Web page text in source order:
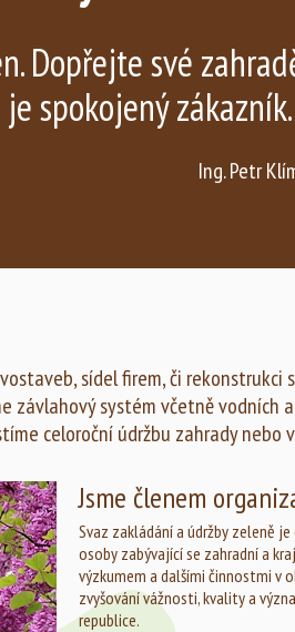
Dopřejte své
spokojený zákazník.
Ing. Petr
sídel firem, či rekonstrukci
systém včetně vodních
celoroční údržbu zahrady nebo
Jsme členem
Svaz zakládání a údržby zeleně
osoby zabývající se zahradní a
výzkumem a dalšími činnostmi v
zvyšování vážnosti, kvality a
republice.